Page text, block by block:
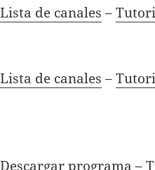
Lista de canales –
Lista de canales –
Descargar programa –